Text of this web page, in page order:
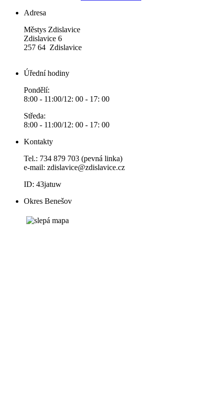
Adresa
Městys Zdislavice
Zdislavice 6
257 64 Zdislavice
Úřední hodiny
Pondělí:
8:00 - 11:00/12: 00 - 17: 00
Středa:
8:00 - 11:00/12: 00 - 17: 00
Kontakty
Tel.: 734 879 703 (pevná linka)
e-mail: zdislavice@zdislavice.cz
ID: 43jatuw
Okres Benešov